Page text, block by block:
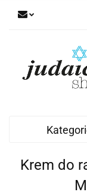
Krem do